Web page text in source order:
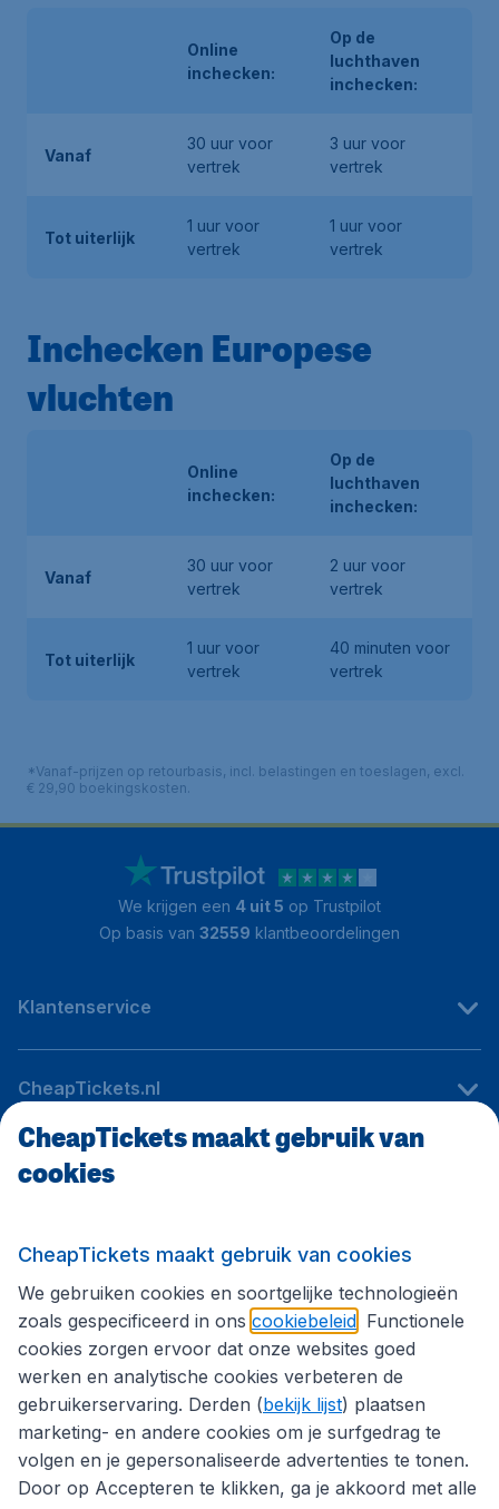
Online
inchecken:
Op de
luchthaven
inchecken:
Vanaf
30 uur voor
vertrek
3 uur voor
vertrek
Tot uiterlijk
1 uur voor
vertrek
1 uur voor
vertrek
Inchecken Europese
vluchten
Online
inchecken:
Op de
luchthaven
inchecken:
Vanaf
30 uur voor
vertrek
2 uur voor
vertrek
Tot uiterlijk
1 uur voor
vertrek
40 minuten voor
vertrek
*Vanaf-prijzen op retourbasis, incl. belastingen en toeslagen, excl.
€ 29,90 boekingskosten.
We krijgen een 4 uit 5 op Trustpilot
Op basis van 32559 klantbeoordelingen
Klantenservice
CheapTickets.nl
Internationale sites
Volg CheapTickets.nl
CheapTickets maakt gebruik van
cookies
CheapTickets maakt gebruik van cookies
We gebruiken cookies en soortgelijke technologieën
zoals gespecificeerd in ons cookiebeleid . Functionele
cookies zorgen ervoor dat onze websites goed
werken en analytische cookies verbeteren de
gebruikerservaring. Derden (bekijk lijst) plaatsen
marketing- en andere cookies om je surfgedrag te
volgen en je gepersonaliseerde advertenties te tonen.
Door op Accepteren te klikken, ga je akkoord met alle